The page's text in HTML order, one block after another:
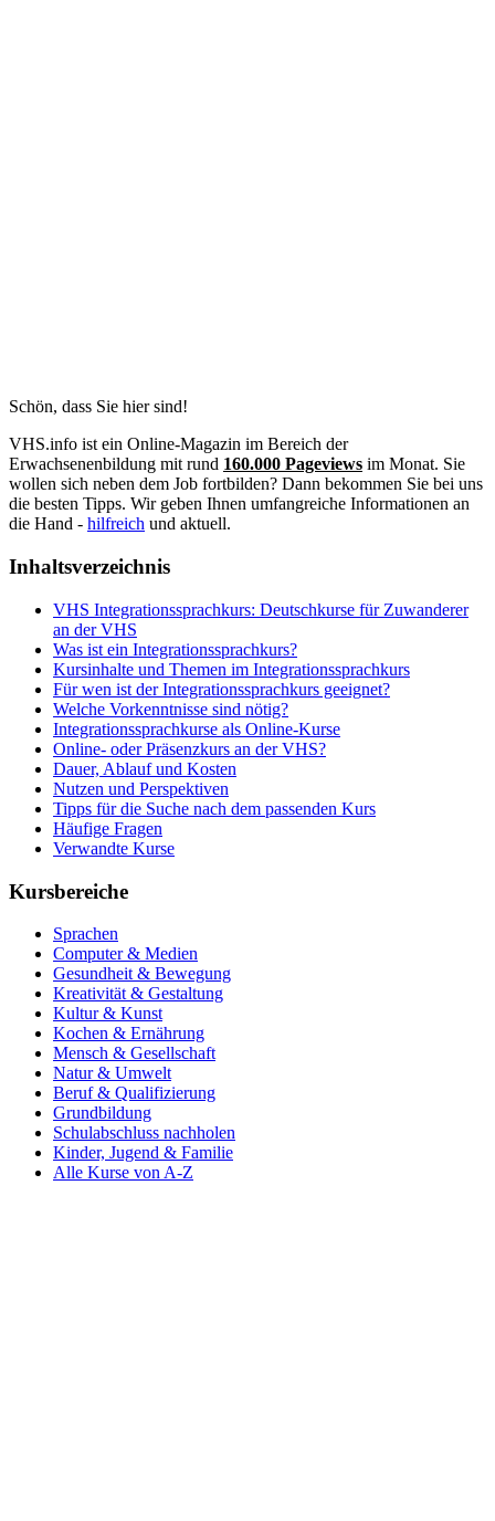
Schön, dass Sie hier sind!
VHS.info ist ein Online-Magazin im Bereich der
Erwachsenenbildung mit rund 160.000 Pageviews im Monat. Sie
wollen sich neben dem Job fortbilden? Dann bekommen Sie bei uns
die besten Tipps. Wir geben Ihnen umfangreiche Informationen an
die Hand - hilfreich und aktuell.
Inhaltsverzeichnis
VHS Integrationssprachkurs: Deutschkurse für Zuwanderer
an der VHS
Was ist ein Integrationssprachkurs?
Kursinhalte und Themen im Integrationssprachkurs
Für wen ist der Integrationssprachkurs geeignet?
Welche Vorkenntnisse sind nötig?
Integrationssprachkurse als Online-Kurse
Online- oder Präsenzkurs an der VHS?
Dauer, Ablauf und Kosten
Nutzen und Perspektiven
Tipps für die Suche nach dem passenden Kurs
Häufige Fragen
Verwandte Kurse
Kursbereiche
Sprachen
Computer & Medien
Gesundheit & Bewegung
Kreativität & Gestaltung
Kultur & Kunst
Kochen & Ernährung
Mensch & Gesellschaft
Natur & Umwelt
Beruf & Qualifizierung
Grundbildung
Schulabschluss nachholen
Kinder, Jugend & Familie
Alle Kurse von A-Z